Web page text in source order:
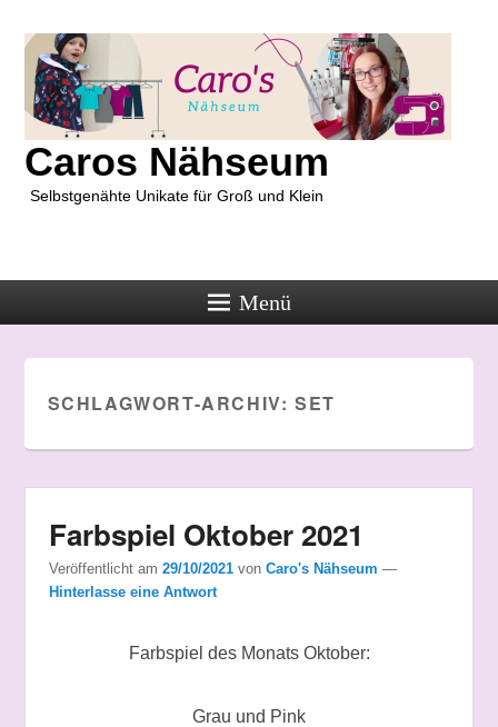
Caros Nähseum
Selbstgenähte Unikate für Groß und Klein
Menü
SCHLAGWORT-ARCHIV: SET
Farbspiel Oktober 2021
Veröffentlicht am 29/10/2021 von Caro's Nähseum —
Hinterlasse eine Antwort
Farbspiel des Monats Oktober:
Grau und Pink